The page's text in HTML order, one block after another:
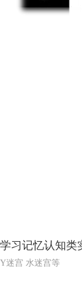
学习记忆认知类
Y迷宫 水迷宫等